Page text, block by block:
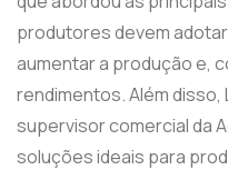
produtores devem
aumentar a produção e,
rendimentos. Além disso,
supervisor comercial da
soluções ideais para